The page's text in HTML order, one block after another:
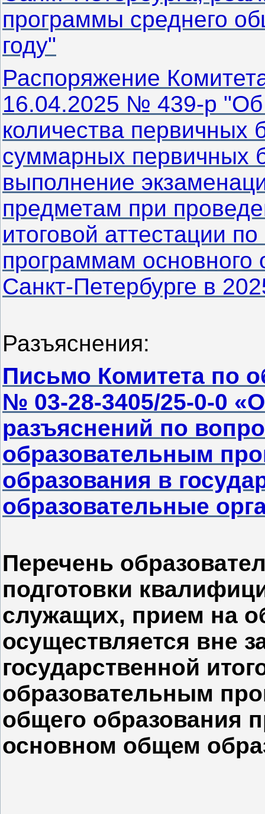
программы среднего
году"
Распоряжение
16.04.2025 № 439-р "Об
количества первичных
суммарных первичных
выполнение
предметам при
итоговой аттестации
программам основного
Санкт‑Петербурге в
Разъяснения:
Письмо Комитета по
№ 03-28-3405/25-0-0
разъяснений по
образовательным
образования в
образовательные
Перечень
подготовки
служащих, прием на
осуществляется вне
государственной
образовательным
общего образования
основном общем